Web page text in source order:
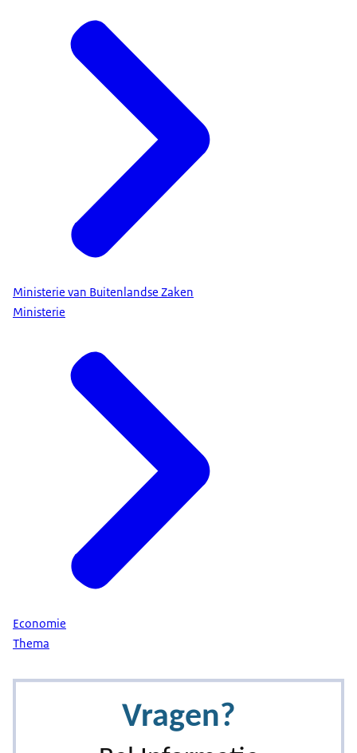
Ministerie van Buitenlandse Zaken
Ministerie
Economie
Thema